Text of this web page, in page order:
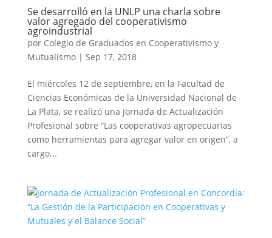
Se desarrolló en la UNLP una charla sobre
valor agregado del cooperativismo
agroindustrial
por Colegio de Graduados en Cooperativismo y
Mutualismo| Sep 17, 2018
El miércoles 12 de septiembre, en la Facultad de
Ciencias Económicas de la Universidad Nacional de
La Plata, se realizó una Jornada de Actualización
Profesional sobre “Las cooperativas agropecuarias
como herramientas para agregar valor en origen”, a
cargo...